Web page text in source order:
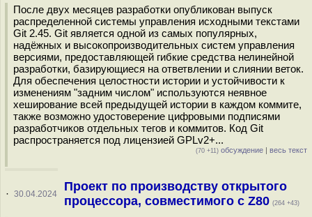
После двух месяцев разработки опубликован выпуск
распределенной системы управления исходными текстами
Git 2.45. Git является одной из самых популярных,
надёжных и высокопроизводительных систем управления
версиями, предоставляющей гибкие средства нелинейной
разработки, базирующиеся на ответвлении и слиянии веток.
Для обеспечения целостности истории и устойчивости к
изменениям "задним числом" используются неявное
хеширование всей предыдущей истории в каждом коммите,
также возможно удостоверение цифровыми подписями
разработчиков отдельных тегов и коммитов. Код Git
распространяется под лицензией GPLv2+...
(70 +11) обсуждение | весь текст
· 30.04.2024
Проект по производству открытого
процессора, совместимого с Z80 (264 +43)